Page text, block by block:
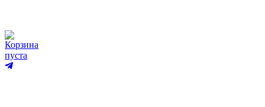
Корзина
пуста